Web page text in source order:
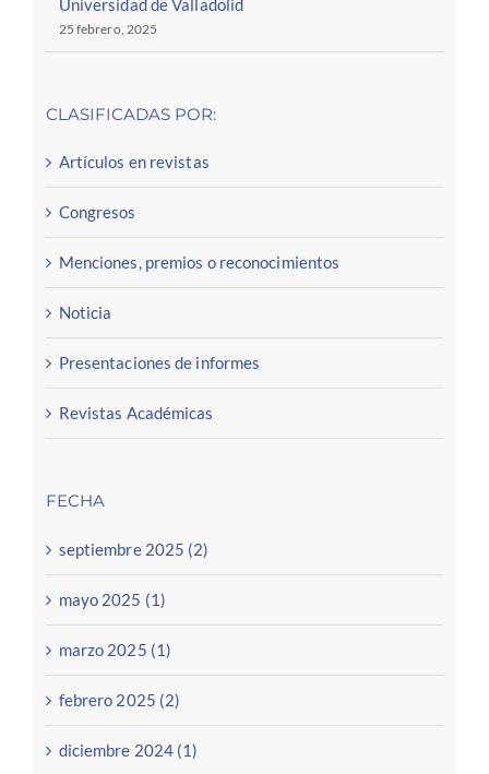
25 febrero, 2025
CLASIFICADAS POR:
Artículos en revistas
Congresos
Menciones, premios o reconocimientos
Noticia
Presentaciones de informes
Revistas Académicas
FECHA
septiembre 2025 (2)
mayo 2025 (1)
marzo 2025 (1)
febrero 2025 (2)
diciembre 2024 (1)